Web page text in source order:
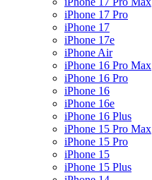
iPhone 17 Pro
iPhone 17
iPhone 17e
iPhone Air
iPhone 16 Pro Max
iPhone 16 Pro
iPhone 16
iPhone 16e
iPhone 16 Plus
iPhone 15 Pro Max
iPhone 15 Pro
iPhone 15
iPhone 15 Plus